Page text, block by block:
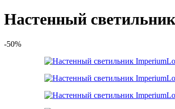
Настенный
-50%